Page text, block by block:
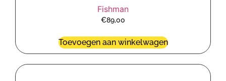
Fishman
€89,00
Toevoegen aan winkelwagen